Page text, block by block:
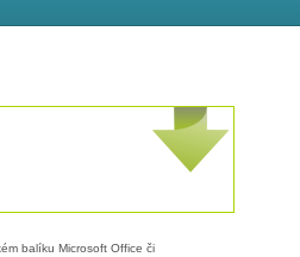
balíku Microsoft Office či